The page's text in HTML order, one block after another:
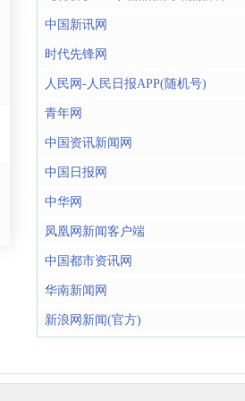
中国新讯网
时代先锋网
人民网-人民日报APP(随机号)
青年网
中国资讯新闻网
中国日报网
中华网
凤凰网新闻客户端
中国都市资讯网
华南新闻网
新浪网新闻(官方)